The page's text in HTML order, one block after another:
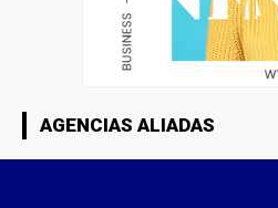
AGENCIAS ALIADAS